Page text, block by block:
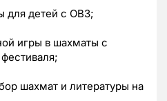
для детей с ОВЗ;
игры в шахматы с
шахмат и литературы на